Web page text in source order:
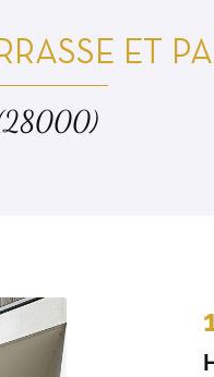
ET
(28000)